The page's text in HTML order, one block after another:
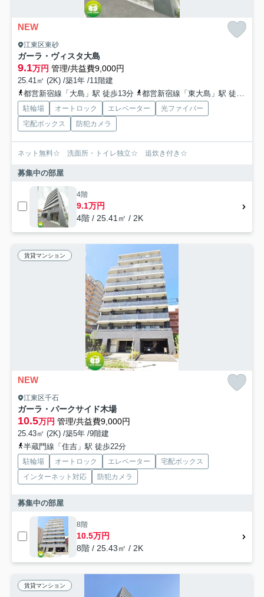
NEW
江東区東砂
ガーラ・ヴィスタ大島
9.1万円 管理/共益費9,000円
25.41㎡ (2K) /築1年 /11階建
都営新宿線「大島」駅 徒歩13分
都営新宿線「東大島」駅 徒歩13分
駐輪場 オートロック エレベーター
光ファイバー
宅配ボックス
防犯カメラ
ネット無料☆ 洗面所・トイレ独立☆ 追炊き付き☆
募集中の部屋
4階
9.1万円
4階 / 25.41㎡ / 2K
賃貸マンション
NEW
江東区千石
ガーラ・パークサイド木場
10.5万円 管理/共益費9,000円
25.43㎡ (2K) /築5年 /9階建
半蔵門線「住吉」駅 徒歩22分
駐輪場 オートロック エレベーター
宅配ボックス
インターネット対応
防犯カメラ
募集中の部屋
8階
10.5万円
8階 / 25.43㎡ / 2K
賃貸マンション